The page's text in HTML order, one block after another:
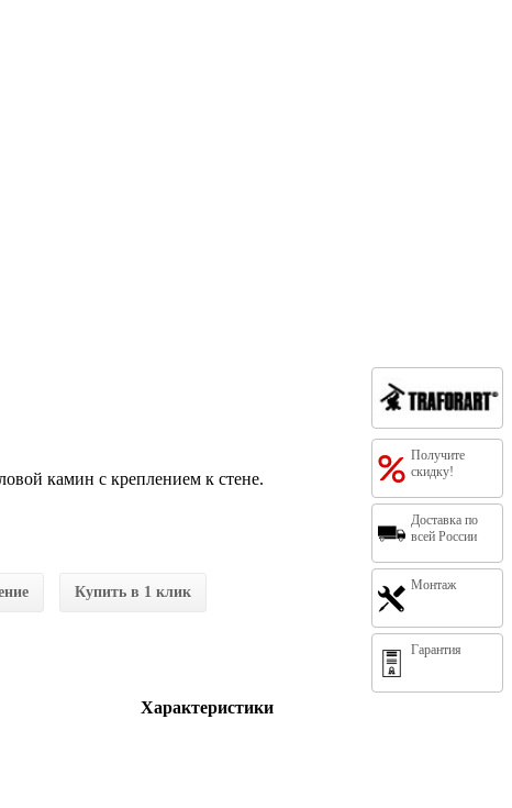
Получите
скидку!
Доставка по
всей России
Монтаж
Гарантия
камин с креплением к стене.
Купить в 1 клик
Характеристики